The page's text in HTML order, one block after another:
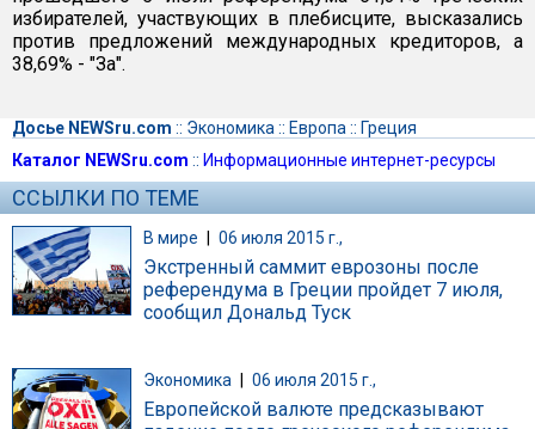
избирателей, участвующих в плебисците, высказались
против предложений международных кредиторов, а
38,69% - "За".
Досье NEWSru.com :: Экономика :: Европа :: Греция
Каталог NEWSru.com :: Информационные интернет-ресурсы
ССЫЛКИ ПО ТЕМЕ
В мире | 06 июля 2015 г.,
Экстренный саммит еврозоны после
референдума в Греции пройдет 7 июля,
сообщил Дональд Туск
Экономика 06 июля 2015 г.,
Европейской валюте предсказывают